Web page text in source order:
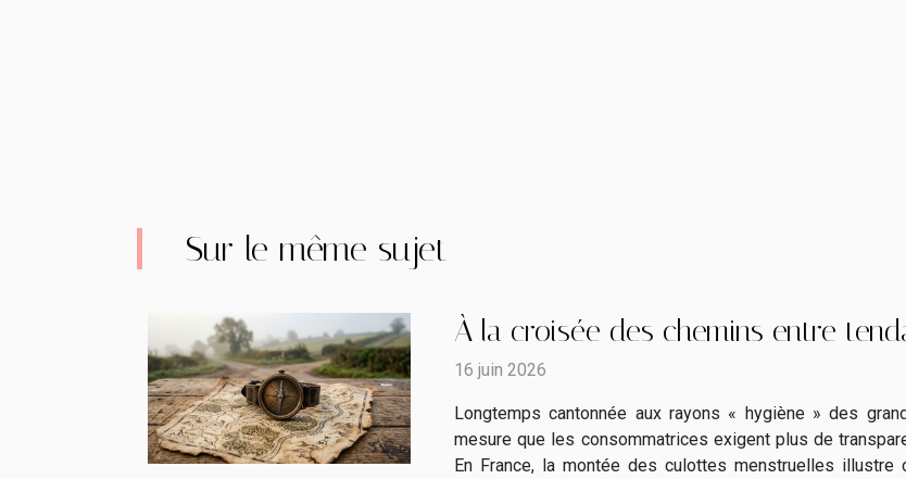
Sur le même sujet
À la croisée des chemins entre
16 juin 2026
Longtemps cantonnée aux rayons « hygiène » des
mesure que les consommatrices exigent plus de
En France, la montée des culottes menstruelles